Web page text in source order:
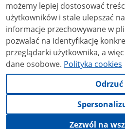
możemy lepiej dostosować
użytkowników i stale ulepszać nasze
informacje przechowywane w
pozwalać na identyfikację
przeglądarki użytkownika, a
dane osobowe. Polityka cookies
Odrzuć
Zezwól na